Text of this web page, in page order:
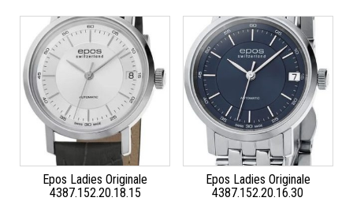
Epos Ladies Originale
4387.152.20.18.15
Epos Ladies Originale
4387.152.20.16.30